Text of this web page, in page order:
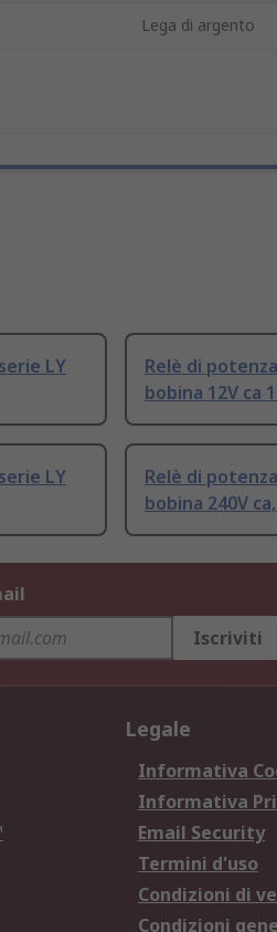
Lega di argento
LY
Relè di
bobina 12V ca
LY
Relè di
bobina 240V
Iscriviti
Legale
Informativa
Informativa
Email Security
Termini d'uso
Condizioni di
Condizioni